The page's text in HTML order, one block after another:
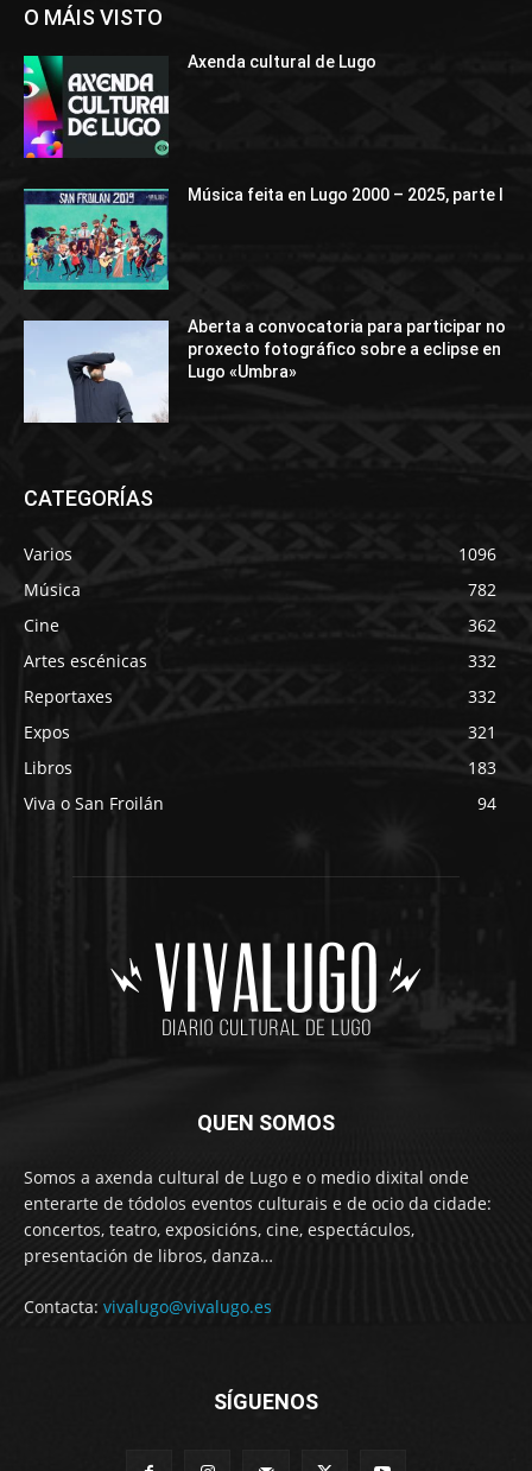
O MÁIS VISTO
Axenda cultural de Lugo
Música feita en Lugo 2000 – 2025, parte I
Aberta a convocatoria para participar no
proxecto fotográfico sobre a eclipse en
Lugo «Umbra»
CATEGORÍAS
Varios
1096
Música
782
Cine
362
Artes escénicas
332
Reportaxes
332
Expos
321
Libros
183
Viva o San Froilán
94
QUEN SOMOS
Somos a axenda cultural de Lugo e o medio dixital onde
enterarte de tódolos eventos culturais e de ocio da cidade:
concertos, teatro, exposicións, cine, espectáculos,
presentación de libros, danza…
Contacta: vivalugo@vivalugo.es
SÍGUENOS